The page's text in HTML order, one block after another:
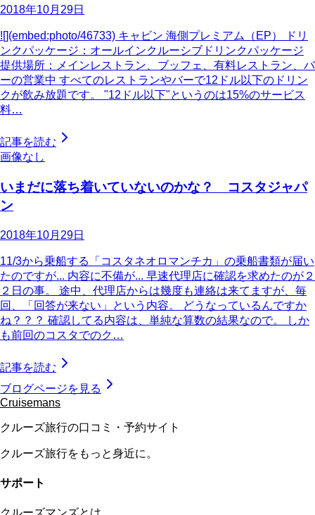
2018年10月29日
![](embed:photo/46733) キャビン 海側プレミアム（EP） ドリ
ンクパッケージ：オールインクルーシブドリンクパッケージ
提供場所：メインレストラン、ブッフェ、有料レストラン、バ
ーの営業中 すべてのレストランやバーで12ドル以下のドリン
クが飲み放題です。 "12ドル以下"というのは15%のサービス
料…
記事を読む
画像なし
いまだに落ち着いていないのかな？ コスタジャパ
ン
2018年10月29日
11/3から乗船する「コスタネオロマンチカ」の乗船書類が届い
たのですが... 内容に不備が... 早速代理店に確認を求めたのが２
２日の事。 途中、代理店からは幾度も連絡は来てますが、毎
回、「回答が来ない」という内容。 どうなっているんですか
ね？？？ 確認してる内容は、単純な算数の結果なので。 しか
も前回のコスタでのク…
記事を読む
ブログページを見る
Cruisemans
クルーズ旅行の口コミ・予約サイト
クルーズ旅行をもっと身近に。
サポート
クルーズマンズとは